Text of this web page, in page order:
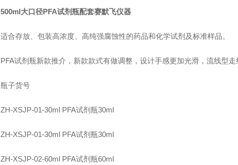
500ml大口径PFA试剂瓶配套赛默飞仪器
适合存放、包装高浓度、高纯强腐蚀性的药品和化学试剂及标准样品。
PFA试剂瓶新款推介，新款款式有做调整，设计手感更加光滑，流线型
瓶子货号
ZH-XSJP-01-30ml PFA试剂瓶30ml
ZH-XSJP-01-30ml PFA试剂瓶30ml
ZH-XSJP-02-60ml PFA试剂瓶60ml